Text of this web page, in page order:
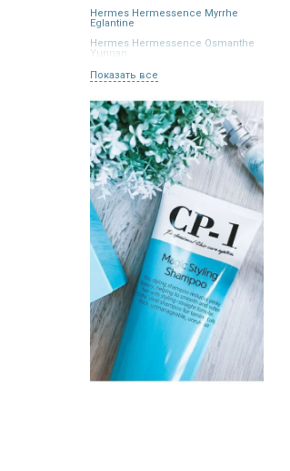
Hermes Hermessence Myrrhe
Eglantine
Hermes Hermessence Osmanthe
Yunnan
Показать все